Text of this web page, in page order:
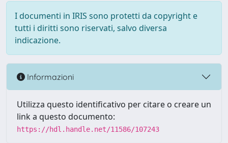
I documenti in IRIS sono protetti da copyright e
tutti i diritti sono riservati, salvo diversa
indicazione.
Informazioni
Utilizza questo identificativo per citare o creare un
link a questo documento:
https://hdl.handle.net/11586/107243